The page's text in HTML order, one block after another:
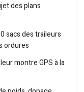
des plans
sacs des traileurs
ordures
montre GPS à la